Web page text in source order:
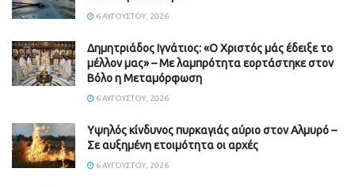
6 ΑΥΓΟΎΣΤΟΥ, 2026
Δημητριάδος Ιγνάτιος: «Ο Χριστός μάς έδειξε το
μέλλον μας» – Με λαμπρότητα εορτάστηκε στον
Βόλο η Μεταμόρφωση
6 ΑΥΓΟΎΣΤΟΥ, 2026
Υψηλός κίνδυνος πυρκαγιάς αύριο στον Αλμυρό –
Σε αυξημένη ετοιμότητα οι αρχές
6 ΑΥΓΟΎΣΤΟΥ, 2026